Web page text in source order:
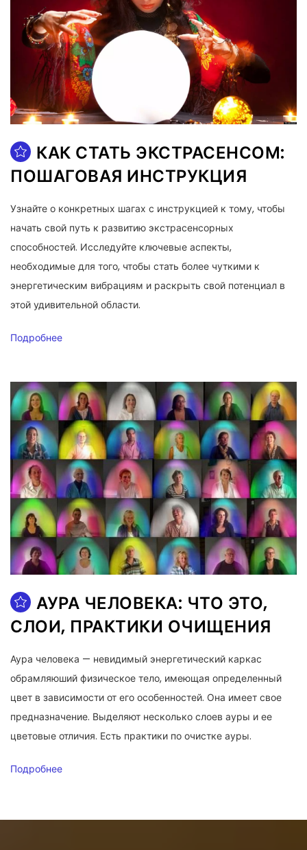
КАК СТАТЬ ЭКСТРАСЕНСОМ:
ПОШАГОВАЯ ИНСТРУКЦИЯ
Узнайте о конкретных шагах с инструкцией к тому, чтобы
начать свой путь к развитию экстрасенсорных
способностей. Исследуйте ключевые аспекты,
необходимые для того, чтобы стать более чуткими к
энергетическим вибрациям и раскрыть свой потенциал в
этой удивительной области.
Подробнее
АУРА ЧЕЛОВЕКА: ЧТО ЭТО,
СЛОИ, ПРАКТИКИ ОЧИЩЕНИЯ
Аура человека — невидимый энергетический каркас
обрамляюший физическое тело, имеющая определенный
цвет в зависимости от его особенностей. Она имеет свое
предназначение. Выделяют несколько слоев ауры и ее
цветовые отличия. Есть практики по очистке ауры.
Подробнее